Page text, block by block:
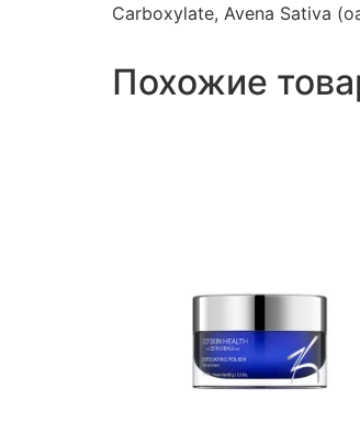
Carboxylate, Avena Sativa
Похожие